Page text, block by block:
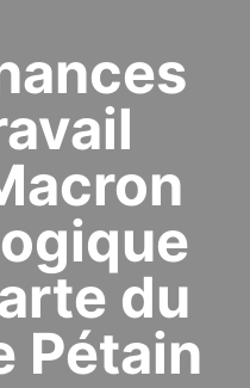
du
Pétain